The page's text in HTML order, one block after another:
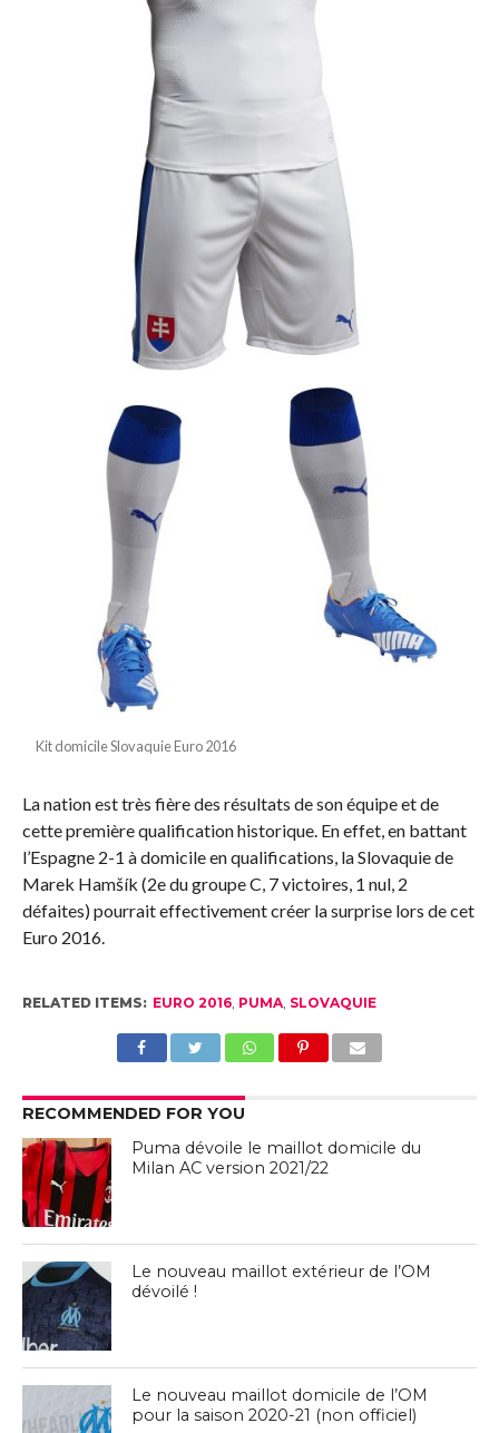
Kit domicile Slovaquie Euro 2016
La nation est très fière des résultats de son équipe et de
cette première qualification historique. En effet, en battant
l’Espagne 2-1 à domicile en qualifications, la Slovaquie de
Marek Hamšík (2e du groupe C, 7 victoires, 1 nul, 2
défaites) pourrait effectivement créer la surprise lors de cet
Euro 2016.
RELATED ITEMS: EURO 2016, PUMA, SLOVAQUIE
RECOMMENDED FOR YOU
Puma dévoile le maillot domicile du
Milan AC version 2021/22
Le nouveau maillot extérieur de l’OM
dévoilé !
Le nouveau maillot domicile de l’OM
pour la saison 2020-21 (non officiel)